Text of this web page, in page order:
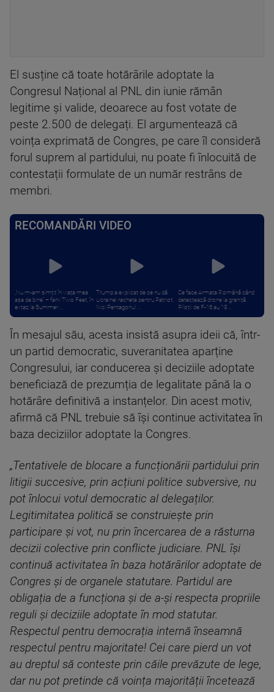
El susține că toate hotărârile adoptate la
Congresul Național al PNL din iunie rămân
legitime și valide, deoarece au fost votate de
peste 2.500 de delegați. El argumentează că
voința exprimată de Congres, pe care îl consideră
forul suprem al partidului, nu poate fi înlocuită de
contestații formulate de un număr restrâns de
membri.
RECOMANDĂRI VIDEO
„Nu m-am simțit în viața mea
așa de bine” – fanii Two Feet, în
extaz la Summer ...
Trump a explicat de ce nu dă
Ucrainei rachete pentru Patriot:
Nici Pentagonul ...
Ce face Armata Română când
detectează drone la graniță.
Piloții de F-16 au 15 ...
În mesajul său, acesta insistă asupra ideii că, într-
un partid democratic, suveranitatea aparține
Congresului, iar conducerea și deciziile adoptate
beneficiază de prezumția de legalitate până la o
hotărâre definitivă a instanțelor. Din acest motiv,
afirmă că PNL trebuie să își continue activitatea în
baza deciziilor adoptate la Congres.
„Tentativele de blocare a funcționării partidului prin
litigii succesive, prin acțiuni politice subversive, nu
pot înlocui votul democratic al delegaților.
Legitimitatea politică se construiește prin
participare și vot, nu prin încercarea de a răsturna
decizii colective prin conflicte judiciare. PNL își
continuă activitatea în baza hotărârilor adoptate de
Congres și de organele statutare. Partidul are
obligația de a funcționa și de a-și respecta propriile
reguli și deciziile adoptate în mod statutar.
Respectul pentru democrația internă înseamnă
respectul pentru majoritate! Cei care pierd un vot
au dreptul să conteste prin căile prevăzute de lege,
dar nu pot pretinde că voința majorității încetează